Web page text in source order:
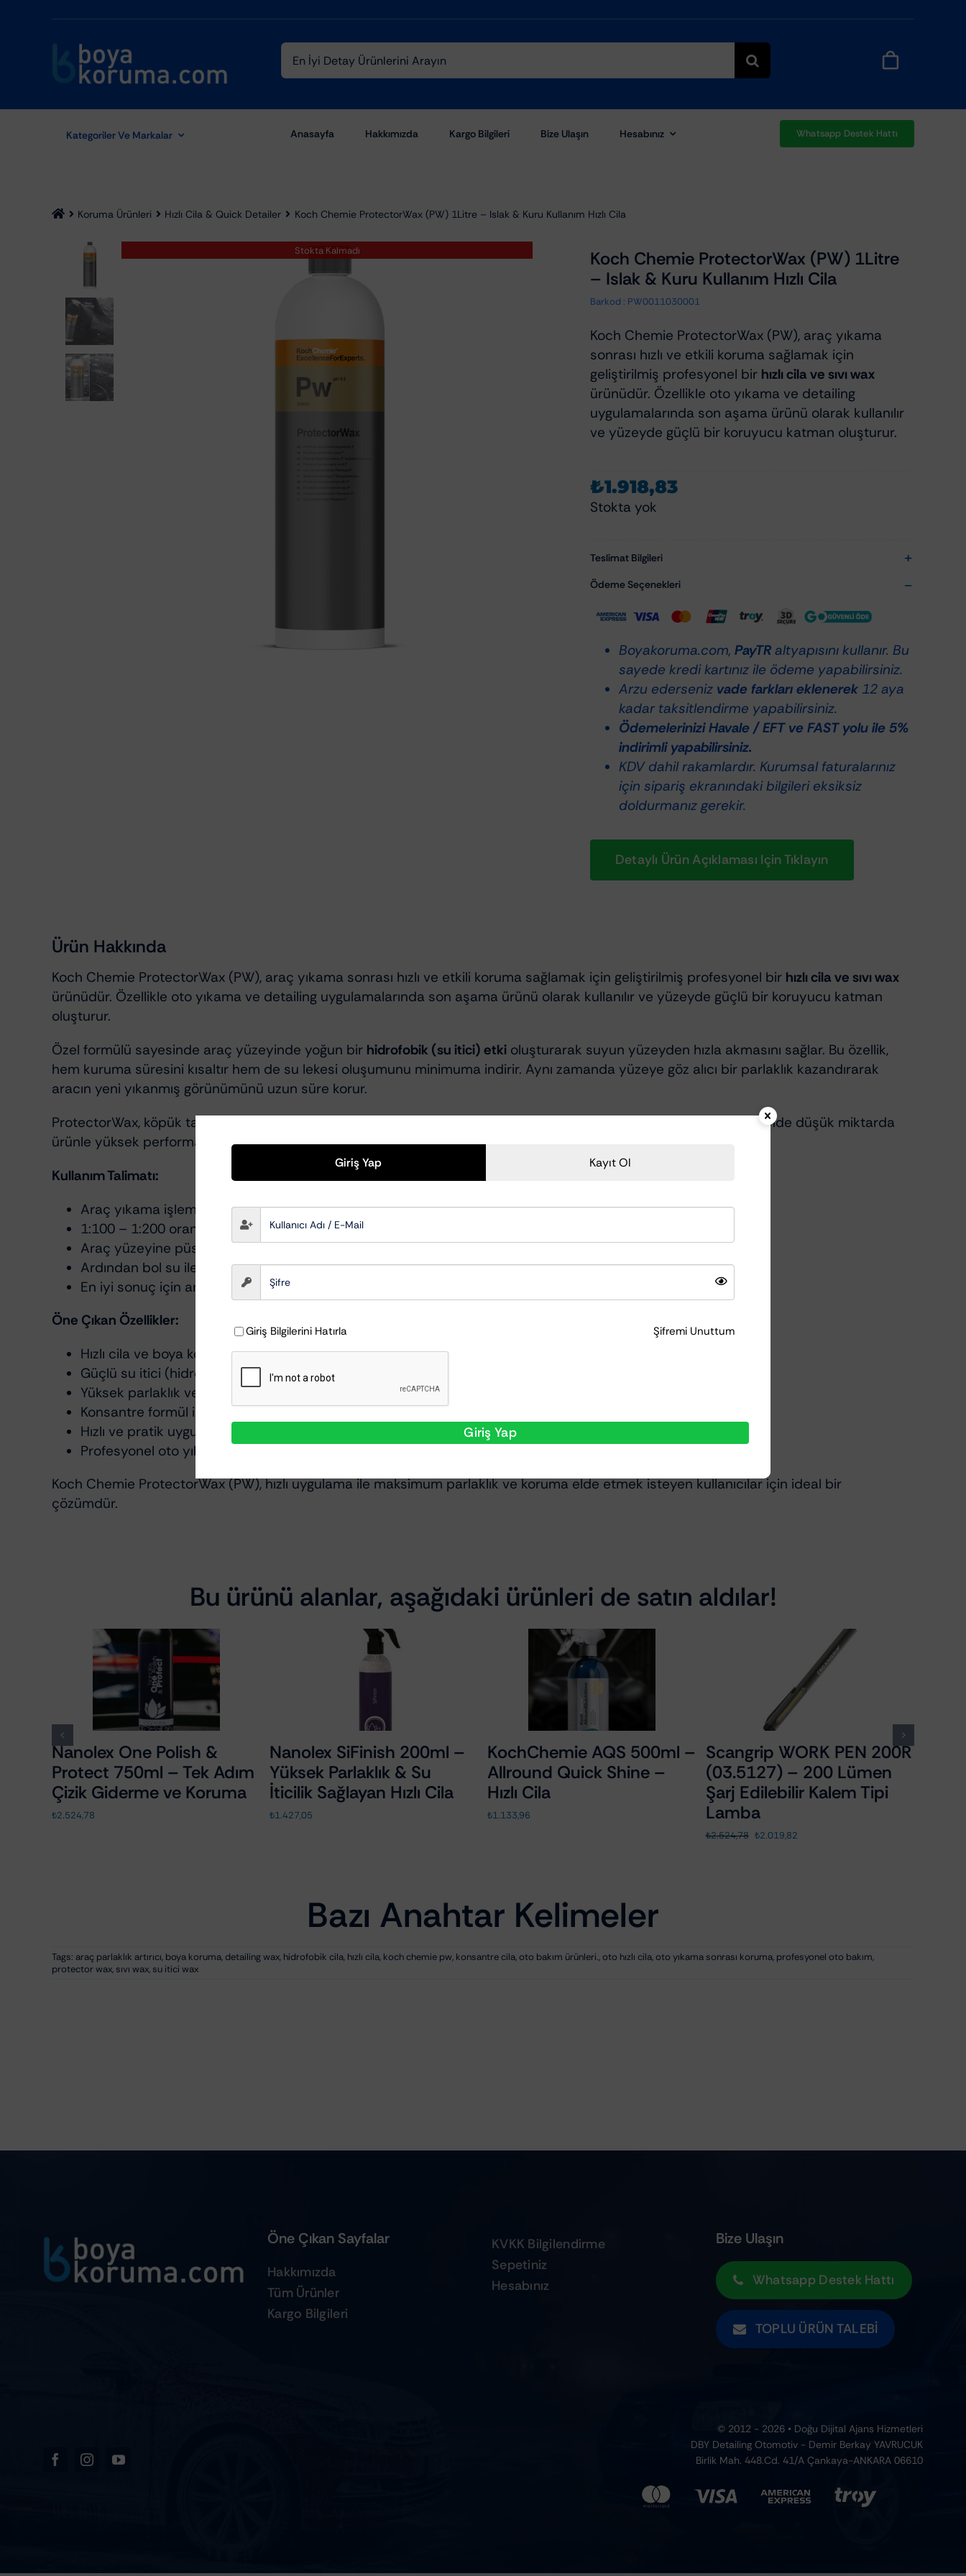
Ara:
Kategoriler Ve Markalar
Aydınlatma Ekipmanları
Detay Fırçaları
El Uygulama Pedleri
Maskeleme Bantları
Profesyoneller İçin
Cam Temizliği Ve Bakımı
Demir Tozu Temizleyiciler
Killer
Metal Krom Temizlik Ve Bakımı
Aşındırıcı Pastalar
Nano Koruma Ürünleri
Seramik Koruma Ürünleri
Anasayfa Hakkımızda Kargo Bilgileri Bize Ulaşın Hesabınız Whatsapp Destek Hattı
Koruma Ürünleri Hızlı Cila & Quick Detailer Koch Chemie ProtectorWax (PW) 1Litre – Islak & Kuru Kullanım Hızlı Cila
Stokta Kalmadı
Koch Chemie ProtectorWax (PW) 1Litre
– Islak & Kuru Kullanım Hızlı Cila
Barkod : PW0011030001
Koch Chemie ProtectorWax (PW), araç yıkama
sonrası hızlı ve etkili koruma sağlamak için
geliştirilmiş profesyonel bir hızlı cila ve sıvı wax
ürünüdür. Özellikle oto yıkama ve detailing
uygulamalarında son aşama ürünü olarak kullanılır
ve yüzeyde güçlü bir koruyucu katman oluşturur.
₺1.918,83
Stokta yok
Teslimat Bilgileri
Ödeme Seçenekleri
Boyakoruma.com, PayTRaltyapısını kullanır. Bu
sayede kredi kartınız ile ödeme yapabilirsiniz.
Arzu ederseniz vade farkları eklenerek12 aya
kadar taksitlendirme yapabilirsiniz.
Ödemelerinizi Havale / EFT ve FAST yolu ile 5%
indirimli yapabilirsiniz.
KDV dahil rakamlardır. Kurumsal faturalarınız
için sipariş ekranındaki bilgileri eksiksiz
doldurmanız gerekir.
Detaylı Ürün Açıklaması Için Tıklayın
Ürün Hakkında
Koch Chemie ProtectorWax (PW), araç yıkama sonrası hızlı ve etkili koruma sağlamak için geliştirilmiş profesyonel bir hızlı cila ve sıvı wax
ürünüdür. Özellikle oto yıkama ve detailing uygulamalarında son aşama ürünü olarak kullanılır ve yüzeyde güçlü bir koruyucu katman
oluşturur.
Özel formülü sayesinde araç yüzeyinde yoğun bir hidrofobik (su itici) etkioluşturarak suyun yüzeyden hızla akmasını sağlar. Bu özellik,
hem kuruma süresini kısaltır hem de su lekesi oluşumunu minimuma indirir. Aynı zamanda yüzeye göz alıcı bir parlaklık kazandırarak
aracın yeni yıkanmış görünümünü uzun süre korur.
ProtectorWax, köpük tankı, dozaj sistemi veya manuel püskürtme ile kolayca uygulanabilir. Konsantre yapısı sayesinde düşük miktarda
ürünle yüksek performans elde edilir ve ekonomik kullanım sunar. Boya, cam ve plastik yüzeylerle uyumludur.
Kullanım Talimatı:
Araç yıkama işleminin son aşamasında uygulanır.
1:100 – 1:200 oranında su ile seyreltilerek kullanılır.
Araç yüzeyine püskürtülür.
Ardından bol su ile durulanır.
En iyi sonuç için araç kurulanır.
Öne Çıkan Özellikler:
Hızlı cila ve boya koruma
Güçlü su itici (hidrofobik) etki
Yüksek parlaklık ve canlı görünüm
Konsantre formül ile ekonomik kullanım
Hızlı ve pratik uygulama
Profesyonel oto yıkama uyumlu
Koch Chemie ProtectorWax (PW), hızlı uygulama ile maksimum parlaklık ve koruma elde etmek isteyen kullanıcılar için ideal bir
çözümdür.
Bu ürünü alanlar, aşağıdaki ürünleri de satın aldılar!
Nanolex One Polish &
Protect 750ml – Tek Adım
Çizik Giderme ve Koruma
₺2.524,78
Nanolex SiFinish 200ml –
Yüksek Parlaklık & Su
İticilik Sağlayan Hızlı Cila
₺1.427,05
KochChemie AQS 500ml –
Allround Quick Shine –
Hızlı Cila
₺1.133,96
Scangrip WORK PEN 200R
(03.5127) – 200 Lümen
Şarj Edilebilir Kalem Tipi
Lamba
₺2.524,78 Orijinal
₺2.019,82Şu
Bazı Anahtar Kelimeler
Tags: araç parlaklık artırıcı, boya koruma,detailing wax, hidrofobik cila, hızlı cila, koch chemie pw, konsantre cila,oto bakım ürünleri.,oto hızlı cila,oto yıkama sonrası koruma, profesyonel oto bakım,
protector wax, sıvı wax, su itici wax
Öne Çıkan Sayfalar
Hakkımızda
Tüm Ürünler
Kargo Bilgileri
KVKK Bilgilendirme
Sepetiniz
Hesabınız
Bize Ulaşın
Whatsapp Destek Hattı
TOPLU ÜRÜN TALEBI
© 2012 - 2026 • Doğu Dijital Ajans Hizmetleri
DBY Detailing Otomotiv - Demir Berkay YAVRUCUK
Birlik Mah. 448.Cd. 41/A Çankaya-ANKARA 06610
Giriş Yap Kayıt Ol
Giriş Bilgilerini Hatırla Şifremi Unuttum
Giriş Yap